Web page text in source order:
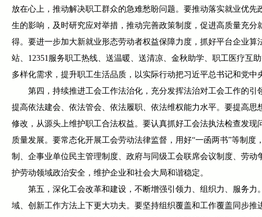
放在心上，推动解决职工群众的急难愁盼问题。要推动落实就业优
生的影响，及时研究应对举措，推动完善政策制度，促进高质量充
得。要进一步加大新就业形态劳动者权益保障力度，抓好平台企业
站、12351服务职工热线、送温暖、送清凉、金秋助学、职工医疗互
多样化需求，提升职工生活品质，以实际行动把习近平总书记和党
第四，持续推进工会工作法治化，充分发挥法治对工会工作的
提高依法建会、依法管会、依法履职、依法维权能力水平。要提高
修改，从源头上维护职工合法权益。要认真抓好工会法执法检查发
质量发展。要常态化开展工会劳动法律监督，用好“一函两书”等制
制、企事业单位民主管理制度、政府与同级工会联席会议制度、劳
护劳动领域政治安全，维护企业和社会大局和谐稳定。
第五，深化工会改革和建设，不断增强引领力、组织力、服务
域、创新工作方法上下更大功夫。要坚持组织覆盖和工作覆盖同步